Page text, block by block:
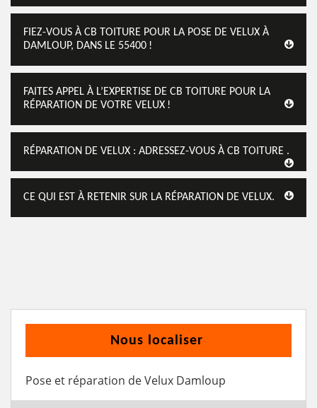
FIEZ-VOUS À CB TOITURE POUR LA POSE DE VELUX À
DAMLOUP, DANS LE 55400 !
FAITES APPEL À L’EXPERTISE DE CB TOITURE POUR LA
RÉPARATION DE VOTRE VELUX !
RÉPARATION DE VELUX : ADRESSEZ-VOUS À CB TOITURE .
CE QUI EST À RETENIR SUR LA RÉPARATION DE VELUX.
Nous localiser
Pose et réparation de Velux Damloup